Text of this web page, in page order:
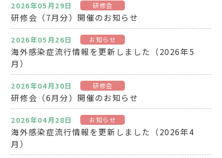
2026年05月29日 研修会
研修会（7月分）開催のお知らせ
2026年05月26日 お知らせ
海外感染症流行情報を更新しました（2026年5
月）
2026年04月30日 研修会
研修会（6月分）開催のお知らせ
2026年04月28日 お知らせ
海外感染症流行情報を更新しました（2026年4
月）